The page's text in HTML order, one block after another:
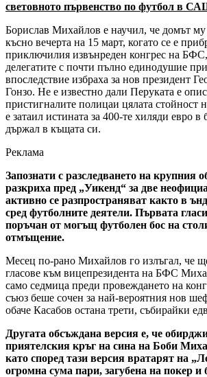
световното първенство по футбол в
Борислав Михайлов е научил, че домът
късно вечерта на 15 март, когато се е
приключилия извънреден конгрес на
делегатите с почти пълно единодушие
впоследствие избраха за нов президент
Гонзо. Не е известно дали Перуката е
пристигналите полицаи цялата стойност
е затаил истината за 400-те хиляди евро в
държал в къщата си.
Реклама
Запознати с разследването на крупния
разкриха пред „Уикенд“ за две
активно се разпространяват както в
сред футболните деятели. Първата
поръчан от могъщ футболен бос на
отмъщение.
Месец по-рано Михайлов го излъгал, че
гласове към вицепрезидента на БФС
само седмица преди провеждането на
съюз беше сочен за най-вероятния нов
обаче Касабов остана трети, събирайки
Другата обсъждана версия е, че
приятелския кръг на сина на Боби
като според тази версия вратарят на
огромна сума пари, загубена на покер и